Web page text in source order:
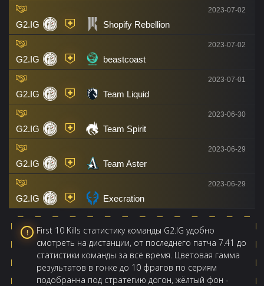
G2.IG Shopify Rebellion
2023-07-02
G2.IG beastcoast
2023-07-02
G2.IG Team Liquid
2023-07-01
G2.IG Team Spirit
2023-06-30
G2.IG Team Aster
2023-06-29
G2.IG Execration
2023-06-29
First 10 Kills статистику команды G2.IG удобно
смотреть на дистанции, от последнего патча 7.41 до
статистики команды за всё время. Цветовая гамма
результатов в гонке до 10 фрагов по сериям
подобранна под стратегию догон, жёлтый фон -